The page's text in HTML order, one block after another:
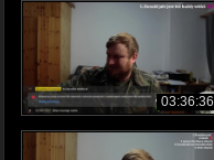
03:36:36